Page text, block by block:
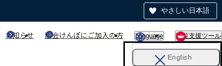
やさしい日本語
お知らせ 協会けんぽにご加入の方 Language 閲覧支援ツール
English